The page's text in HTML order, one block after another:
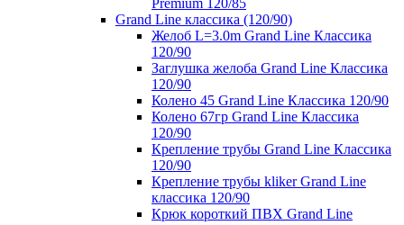
Premium 120/85
Grand Line классика (120/90)
Желоб L=3.0m Grand Line Классика
120/90
Заглушка желоба Grand Line Классика
120/90
Колено 45 Grand Line Классика 120/90
Колено 67гр Grand Line Классика
120/90
Крепление трубы Grand Line Классика
120/90
Крепление трубы kliker Grand Line
классика 120/90
Крюк короткий ПВХ Grand Line